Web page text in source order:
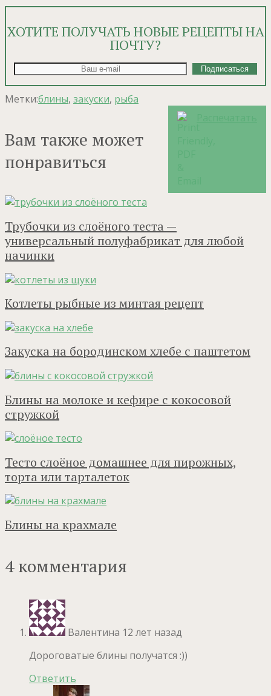
ХОТИТЕ ПОЛУЧАТЬ НОВЫЕ РЕЦЕПТЫ НА
ПОЧТУ?
Метки:блины, закуски, рыба
Вам также может
понравиться
Трубочки из слоёного теста —
универсальный полуфабрикат для любой
начинки
Котлеты рыбные из минтая рецепт
Закуска на бородинском хлебе с паштетом
Блины на молоке и кефире с кокосовой
стружкой
Тесто слоёное домашнее для пирожных,
торта или тарталеток
Блины на крахмале
4 комментария
Валентина 12 лет назад
Дороговатые блины получатся :))
Ответить